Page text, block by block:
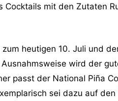
Cocktails mit den Zutaten
heutigen 10. Juli und
wird der
passt der National Piña
sei dazu auf den